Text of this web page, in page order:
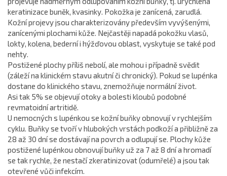
keratinizace buněk, kvasinky. Pokožka je zanícená, zarudlá.
Kožní projevy jsou charakterizovány především vyvýšenými,
zanícenými plochami kůže. Nejčastěji napadá pokožku vlasů,
lokty, kolena, bederní i hýžďovou oblast, vyskytuje se také pod
nehty.
Postižené plochy příliš nebolí, ale mohou i případně svědit
(záleží na klinickém stavu akutní či chronický). Pokud se lupénka
dostane do klinického stavu, znemožňuje normální život.
Asi tak 5% se objevují otoky a bolesti kloubů podobné
revmatoidní artritidě.
U nemocných s lupénkou se kožní buňky obnovují v rychlejším
cyklu. Buňky se tvoří v hlubokých vrstách podkoží a přibližně za
28 až 30 dní se dostávají na povrch a odlupují se. Plochy kůže
postižené lupénkou obnovují buňky už za 7 až 8 dní a hromadí
se tak rychle, že nestačí zkeratinizovat (odumřelé) a jsou tak
otevřené vůči infekcím.